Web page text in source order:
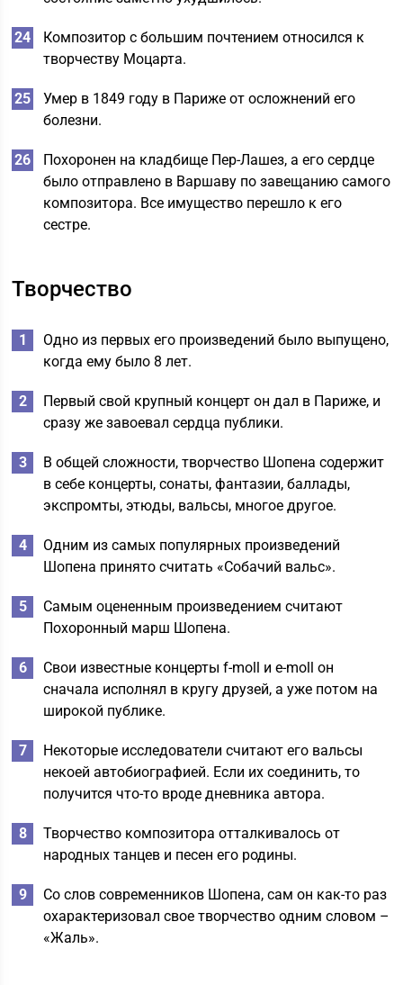
Композитор с большим почтением относился к
творчеству Моцарта.
Умер в 1849 году в Париже от осложнений его
болезни.
Похоронен на кладбище Пер-Лашез, а его сердце
было отправлено в Варшаву по завещанию самого
композитора. Все имущество перешло к его
сестре.
Творчество
Одно из первых его произведений было выпущено,
когда ему было 8 лет.
Первый свой крупный концерт он дал в Париже, и
сразу же завоевал сердца публики.
В общей сложности, творчество Шопена содержит
в себе концерты, сонаты, фантазии, баллады,
экспромты, этюды, вальсы, многое другое.
Одним из самых популярных произведений
Шопена принято считать «Собачий вальс».
Самым оцененным произведением считают
Похоронный марш Шопена.
Свои известные концерты f-moll и e-moll он
сначала исполнял в кругу друзей, а уже потом на
широкой публике.
Некоторые исследователи считают его вальсы
некоей автобиографией. Если их соединить, то
получится что-то вроде дневника автора.
Творчество композитора отталкивалось от
народных танцев и песен его родины.
Со слов современников Шопена, сам он как-то раз
охарактеризовал свое творчество одним словом –
«Жаль».